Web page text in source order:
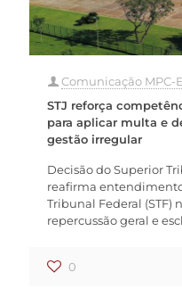
Comunicação MPC-
STJ reforça
para aplicar multa e
gestão irregular
Decisão do Superior
reafirma
Tribunal Federal (STF)
repercussão geral e
0